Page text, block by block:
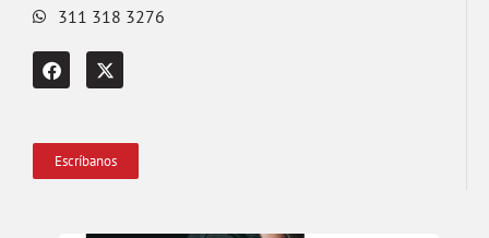
311 318 3276
Escríbanos